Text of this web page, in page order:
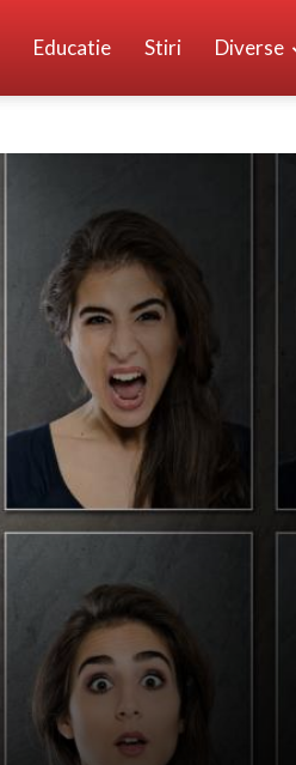
Educatie Stiri Diverse